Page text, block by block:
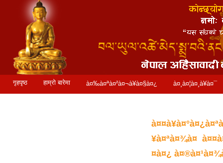
गृहपृष्ठ हाम्रो बारेमा à¤‰à¤ªà¤²à¤¬à¥à¤§à¤¿ à¤¸à¤¦à¤¸à¥à¤¯
¥à¤ªà¤¾à¤
¤à¤¿